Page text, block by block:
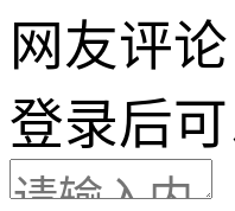
网友评论
登录后